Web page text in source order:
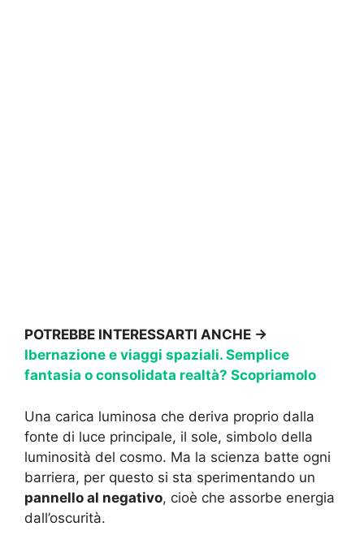
POTREBBE INTERESSARTI ANCHE →
Ibernazione e viaggi spaziali. Semplice
fantasia o consolidata realtà? Scopriamolo
Una carica luminosa che deriva proprio dalla
fonte di luce principale, il sole, simbolo della
luminosità del cosmo. Ma la scienza batte ogni
barriera, per questo si sta sperimentando un
pannello al negativo, cioè che assorbe energia
dall’oscurità.